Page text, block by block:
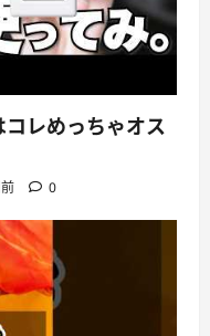
レめっちゃオス
0